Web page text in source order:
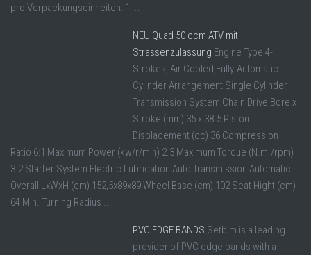
pro Verpackungseinheiten: 1 ...
NEU Quad 50 ccm ATV mit
Strassenzulassung Engine Type 4-
Strokes, Air Cooled,Fully-Automatic
Cylinder Arrangement Single Cylinder
Transmission System Chain Drive Bore x
Stroke (mm) 35 x 38.5 Piston
Displacement (cc) 36 Compression
Ratio 6:1 Maximum Power (kw/r/min) 2.3 Maximum Torque (N.m./rpm)
3.2 Starter System Electric Lubrication Auto Transmission Automatic
Overall LxWxH (cm) 152,5x89x89 Wheel Base (cm) 102 Seat Hight (cm)
64 Min. Turning Radius ...
PVC EDGE BANDS Setbim is a leading
provider of PVC edge bands with a